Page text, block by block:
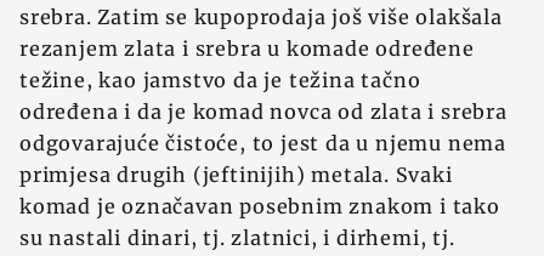
srebra. Zatim se kupoprodaja još više olakšala
rezanjem zlata i srebra u komade određene
tež‍ine, kao jamstvo da je tež‍ina tačno
određena i da je komad novca od zlata i srebra
odgovarajuće čistoće, to jest da u njemu nema
primjesa drugih (jeftinijih) metala. Svaki
komad je označavan posebnim znakom i tako
su nastali dinari, tj. zlatnici, i dirhemi, tj.